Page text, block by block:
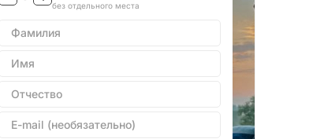
без отдельного места
Фамилия
Имя
Отчество
E-mail (необязательно)